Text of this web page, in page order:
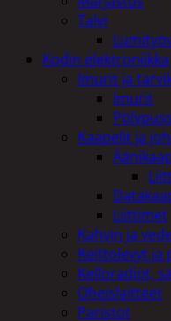
Talvi
Kodin
Imurit ja
Imurit
Kaapelit ja
Liittimet
Kahvin ja
Keittolevyt ja
Kelloradiot,
Oheislaitteet
Paristot